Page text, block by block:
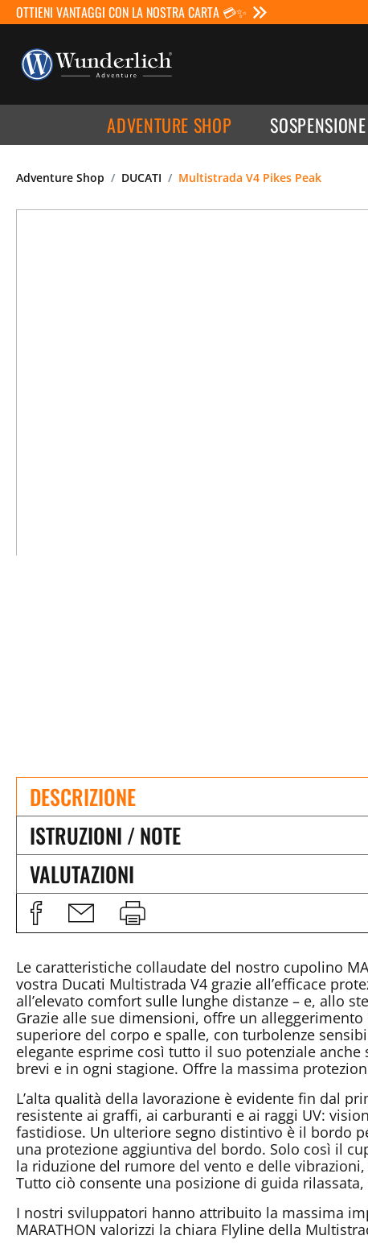
OTTIENI VANTAGGI CON LA NOSTRA CARTA 💳✨
ADVENTURE SHOP SOSPENSIONE
Adventure Shop DUCATI Multistrada V4 Pikes Peak
DESCRIZIONE
ISTRUZIONI / NOTE
VALUTAZIONI
Le caratteristiche collaudate del nostro cupolino
vostra Ducati Multistrada V4 grazie all’efficace
all’elevato comfort sulle lunghe distanze – e, allo
Grazie alle sue dimensioni, offre un
superiore del corpo e spalle, con turbolenze
elegante esprime così tutto il suo potenziale
brevi e in ogni stagione. Offre la massima
L’alta qualità della lavorazione è evidente fin dal
resistente ai graffi, ai carburanti e ai raggi UV:
fastidiose. Un ulteriore segno distintivo è il bordo
una protezione aggiuntiva del bordo. Solo così il
la riduzione del rumore del vento e delle
Tutto ciò consente una posizione di guida
I nostri sviluppatori hanno attribuito la massima
MARATHON valorizzi la chiara Flyline della